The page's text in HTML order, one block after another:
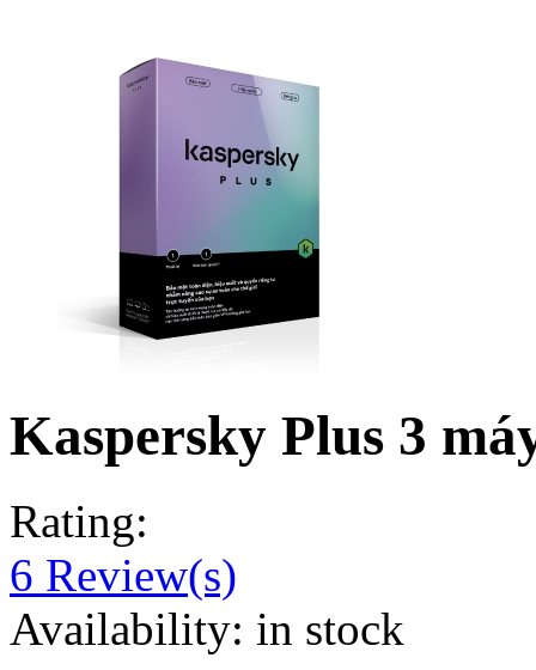
Kaspersky Plus 3
Rating:
6 Review(s)
Availability: in stock